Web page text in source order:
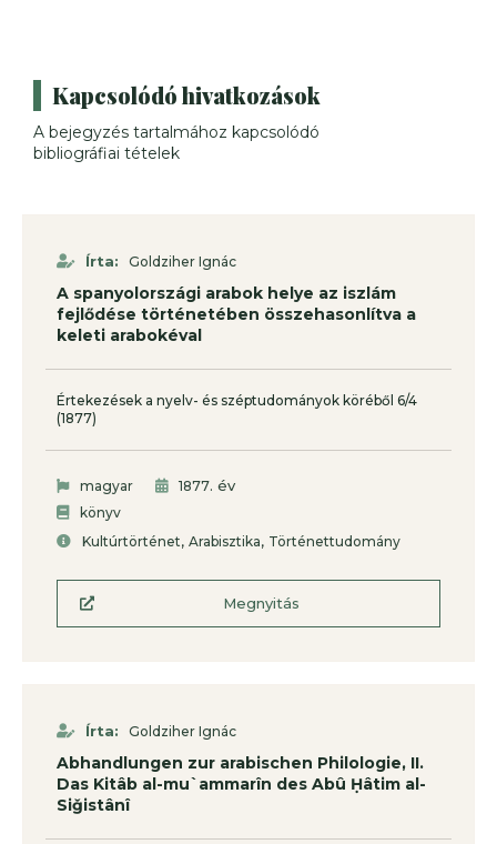
Kapcsolódó hivatkozások
A bejegyzés tartalmához kapcsolódó
bibliográfiai tételek
Írta: Goldziher Ignác
A spanyolországi arabok helye az iszlám
fejlődése történetében összehasonlítva a
keleti arabokéval
Értekezések a nyelv- és széptudományok köréből 6/4
(1877)
magyar 1877. év
könyv
Kultúrtörténet, Arabisztika, Történettudomány
Megnyitás
Írta: Goldziher Ignác
Abhandlungen zur arabischen Philologie, II.
Das Kitâb al-mu`ammarîn des Abû Ḥâtim al-
Siǧistânî